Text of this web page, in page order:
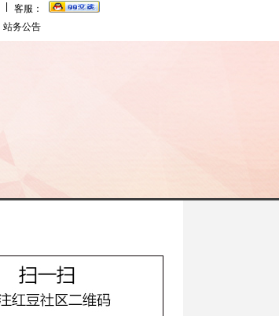
客服：
站务公告